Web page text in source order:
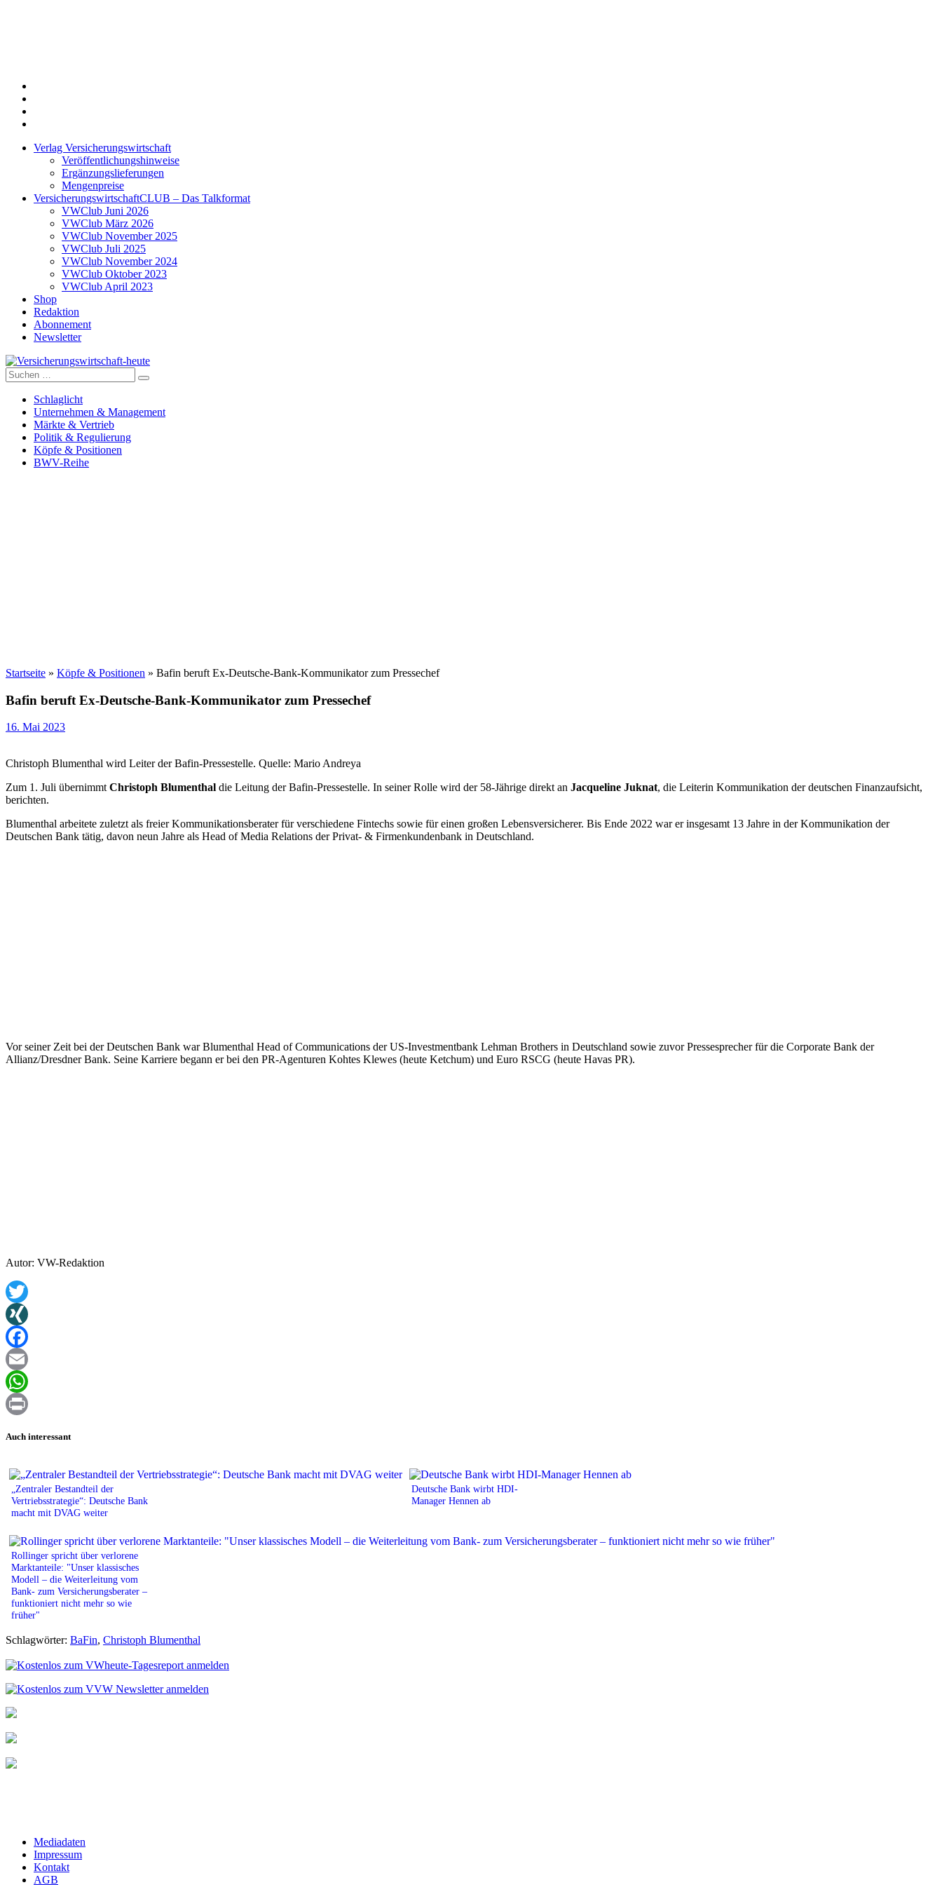
Verlag Versicherungswirtschaft
Veröffentlichungshinweise
Ergänzungslieferungen
Mengenpreise
VersicherungswirtschaftCLUB – Das Talkformat
VWClub Juni 2026
VWClub März 2026
VWClub November 2025
VWClub Juli 2025
VWClub November 2024
VWClub Oktober 2023
VWClub April 2023
Shop
Redaktion
Abonnement
Newsletter
Versicherungswirtschaft-heute
Suche
nach:
Schlaglicht
Unternehmen & Management
Märkte & Vertrieb
Politik & Regulierung
Köpfe & Positionen
BWV-Reihe
Startseite » Köpfe & Positionen » Bafin beruft Ex-Deutsche-Bank-Kommunikator zum Pressechef
Bafin beruft Ex-Deutsche-Bank-Kommunikator zum Pressechef
16. Mai 2023
Christoph Blumenthal wird Leiter der Bafin-Pressestelle. Quelle: Mario Andreya
Zum 1. Juli übernimmtChristoph Blumenthal die Leitung der Bafin-Pressestelle. In seiner Rolle wird der 58-Jährige direkt an Jacqueline Juknat, die Leiterin Kommunikation der deutschen Finanzaufsicht,
berichten.
Blumenthal arbeitete zuletzt als freier Kommunikationsberater für verschiedene Fintechs sowie für einen großen Lebensversicherer. Bis Ende 2022 war er insgesamt 13 Jahre in der Kommunikation der
Deutschen Bank tätig, davon neun Jahre als Head of Media Relations der Privat- & Firmenkundenbank in Deutschland.
Vor seiner Zeit bei der Deutschen Bank war Blumenthal Head of Communications der US-Investmentbank Lehman Brothers in Deutschland sowie zuvor Pressesprecher für die Corporate Bank der
Allianz/Dresdner Bank. Seine Karriere begann er bei den PR-Agenturen Kohtes Klewes (heute Ketchum) und Euro RSCG (heute Havas PR).
Autor: VW-Redaktion
Twitter
XING
Facebook
Email
WhatsApp
Auch interessant
„Zentraler Bestandteil der
Vertriebsstrategie“: Deutsche Bank
macht mit DVAG weiter
Deutsche Bank wirbt HDI-
Manager Hennen ab
Rollinger spricht über verlorene
Marktanteile: "Unser klassisches
Modell – die Weiterleitung vom
Bank- zum Versicherungsberater –
funktioniert nicht mehr so wie
früher"
Schlagwörter: BaFin, Christoph Blumenthal
Mediadaten
Impressum
Kontakt
AGB